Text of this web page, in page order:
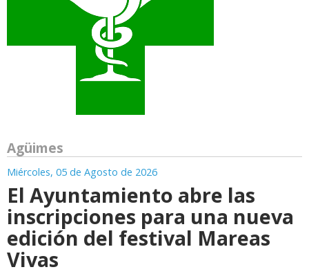
Agüimes
Miércoles, 05 de Agosto de 2026
El Ayuntamiento abre las
inscripciones para una nueva
edición del festival Mareas
Vivas